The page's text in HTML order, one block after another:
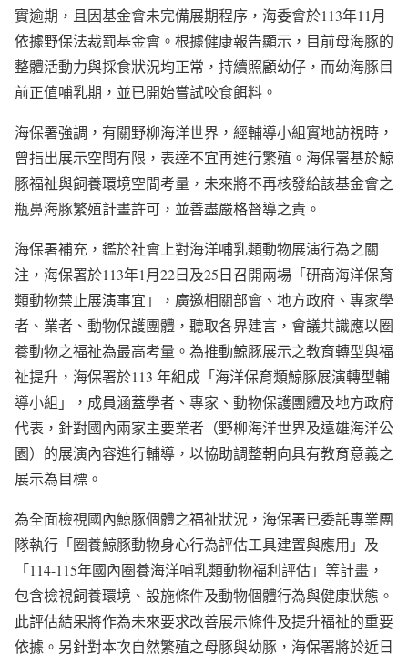
實逾期，且因基金會未完備展期程序，海委會於113年11月
依據野保法裁罰基金會。根據健康報告顯示，目前母海豚的
整體活動力與採食狀況均正常，持續照顧幼仔，而幼海豚目
前正值哺乳期，並已開始嘗試咬食餌料。
海保署強調，有關野柳海洋世界，經輔導小組實地訪視時，
曾指出展示空間有限，表達不宜再進行繁殖。海保署基於鯨
豚福祉與飼養環境空間考量，未來將不再核發給該基金會之
瓶鼻海豚繁殖計畫許可，並善盡嚴格督導之責。
海保署補充，鑑於社會上對海洋哺乳類動物展演行為之關
注，海保署於113年1月22日及25日召開兩場「研商海洋保育
類動物禁止展演事宜」，廣邀相關部會、地方政府、專家學
者、業者、動物保護團體，聽取各界建言，會議共識應以圈
養動物之福祉為最高考量。為推動鯨豚展示之教育轉型與福
祉提升，海保署於113 年組成「海洋保育類鯨豚展演轉型輔
導小組」，成員涵蓋學者、專家、動物保護團體及地方政府
代表，針對國內兩家主要業者（野柳海洋世界及遠雄海洋公
園）的展演內容進行輔導，以協助調整朝向具有教育意義之
展示為目標。
為全面檢視國內鯨豚個體之福祉狀況，海保署已委託專業團
隊執行「圈養鯨豚動物身心行為評估工具建置與應用」及
「114-115年國內圈養海洋哺乳類動物福利評估」等計畫，
包含檢視飼養環境、設施條件及動物個體行為與健康狀態。
此評估結果將作為未來要求改善展示條件及提升福祉的重要
依據。另針對本次自然繁殖之母豚與幼豚，海保署將於近日